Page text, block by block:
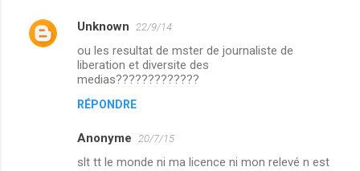
Unknown 22/9/14
ou les resultat de mster de journaliste de
liberation et diversite des
medias?????????????
RÉPONDRE
Anonyme 20/7/15
slt tt le monde ni ma licence ni mon relevé n est